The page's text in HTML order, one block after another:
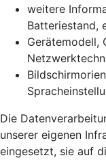
weitere
Batteriestand,
Gerätemodell,
Die
unserer eigenen
eingesetzt, sie auf